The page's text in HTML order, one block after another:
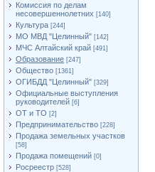
Комиссия по делам
несовершеннолетних [140]
Культура [244]
МО МВД "Целинный" [142]
МЧС Алтайский край [491]
Образование [247]
Общество [1361]
ОГИБДД "Целинный" [329]
Официальные выступления
руководителей [6]
ОТ и ТО [2]
Предпринимательство [228]
Продажа земельных участков
[58]
Продажа помещений [0]
Росреестр [528]